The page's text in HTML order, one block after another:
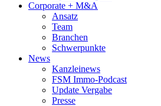
Corporate + M&A
Ansatz
Team
Branchen
Schwerpunkte
News
Kanzleinews
FSM Immo-Podcast
Update Vergabe
Presse